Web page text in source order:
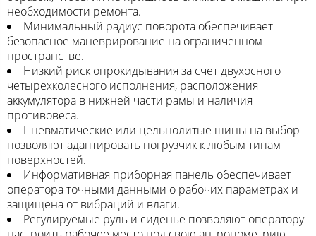
необходимости ремонта.
Минимальный радиус поворота обеспечивает
безопасное маневрирование на ограниченном
пространстве.
Низкий риск опрокидывания за счет двухосного
четырехколесного исполнения, расположения
аккумулятора в нижней части рамы и наличия
противовеса.
Пневматические или цельнолитые шины на выбор
позволяют адаптировать погрузчик к любым типам
поверхностей.
Информативная приборная панель обеспечивает
оператора точными данными о рабочих параметрах и
защищена от вибраций и влаги.
Регулируемые руль и сиденье позволяют оператору